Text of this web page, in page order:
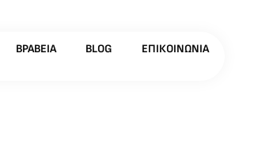
ΒΡΑΒΕΊΑ BLOG ΕΠΙΚΟΙΝΩΝΊΑ